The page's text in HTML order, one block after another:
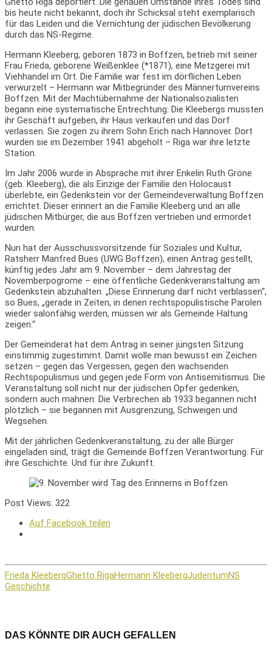
bis heute nicht bekannt, doch ihr Schicksal steht exemplarisch
für das Leiden und die Vernichtung der jüdischen Bevölkerung
durch das NS-Regime.
Hermann Kleeberg, geboren 1873 in Boffzen, betrieb mit seiner
Frau Frieda, geborene Weißenklee (*1871), eine Metzgerei mit
Viehhandel im Ort. Die Familie war fest im dörflichen Leben
verwurzelt – Hermann war Mitbegründer des Männerturnvereins
Boffzen. Mit der Machtübernahme der Nationalsozialisten
begann eine systematische Entrechtung: Die Kleebergs mussten
ihr Geschäft aufgeben, ihr Haus verkaufen und das Dorf
verlassen. Sie zogen zu ihrem Sohn Erich nach Hannover. Dort
wurden sie im Dezember 1941 abgeholt – Riga war ihre letzte
Station.
Im Jahr 2006 wurde in Absprache mit ihrer Enkelin Ruth Gröne
(geb. Kleeberg), die als Einzige der Familie den Holocaust
überlebte, ein Gedenkstein vor der Gemeindeverwaltung Boffzen
errichtet. Dieser erinnert an die Familie Kleeberg und an alle
jüdischen Mitbürger, die aus Boffzen vertrieben und ermordet
wurden.
Nun hat der Ausschussvorsitzende für Soziales und Kultur,
Ratsherr Manfred Bues (UWG Boffzen), einen Antrag gestellt,
künftig jedes Jahr am 9. November – dem Jahrestag der
Novemberpogrome – eine öffentliche Gedenkveranstaltung am
Gedenkstein abzuhalten. „Diese Erinnerung darf nicht verblassen“,
so Bues, „gerade in Zeiten, in denen rechtspopulistische Parolen
wieder salonfähig werden, müssen wir als Gemeinde Haltung
zeigen.“
Der Gemeinderat hat dem Antrag in seiner jüngsten Sitzung
einstimmig zugestimmt. Damit wolle man bewusst ein Zeichen
setzen – gegen das Vergessen, gegen den wachsenden
Rechtspopulismus und gegen jede Form von Antisemitismus. Die
Veranstaltung soll nicht nur der jüdischen Opfer gedenken,
sondern auch mahnen: Die Verbrechen ab 1933 begannen nicht
plötzlich – sie begannen mit Ausgrenzung, Schweigen und
Wegsehen.
Mit der jährlichen Gedenkveranstaltung, zu der alle Bürger
eingeladen sind, trägt die Gemeinde Boffzen Verantwortung. Für
ihre Geschichte. Und für ihre Zukunft.
Post Views: 322
Auf Facebook teilen
Frieda KleebergGhetto RigaHermann KleebergJudentumNS
Geschichte
DAS KÖNNTE DIR AUCH GEFALLEN